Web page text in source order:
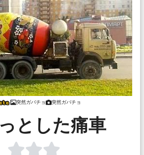
突然ガバチョ 突然ガバチョ
とした痛車